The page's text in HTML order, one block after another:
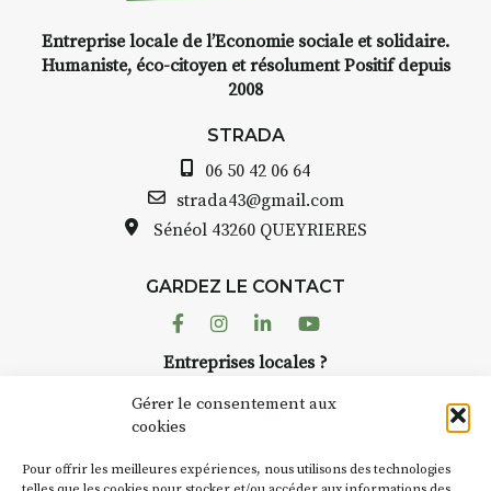
Gérer le consentement aux
cookies
Pour offrir les meilleures expériences, nous utilisons des technologies
INTERVIEW
avez ouvert une galerie à
Auzon…
Bernard TURLE Le Fumoir n’est
pas une galerie permanente.
AuzonToujours organise
dans le village. Des artistes et
caves, les granges d’Auzon. Le
Fumoir est l’un de ces espaces
d’autres activités culturelles de
Entreprise locale de l’Economie sociale et solidaire.
Humaniste, éco-citoyen et résolument Positif depuis
2008
STRADA
06 50 42 06 64
strada43@gmail.com
Sénéol 43260 QUEYRIERES
GARDEZ LE CONTACT
FacebookInstagram
LinkedinYoutube
Entreprises locales ?